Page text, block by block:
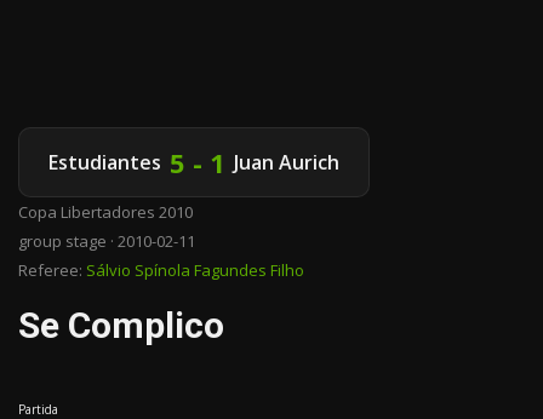
Estudiantes 5 - 1 Juan Aurich
Copa Libertadores 2010
group stage · 2010-02-11
Referee: Sálvio Spínola Fagundes Filho
Se Complico
Partida